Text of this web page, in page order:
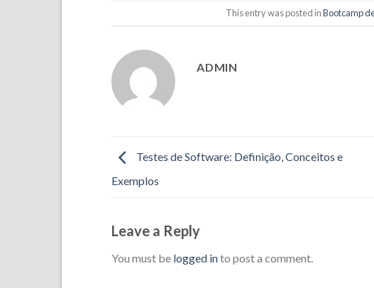
This entry was posted inBootcamp
ADMIN
Testes de Software: Definição, Conceitos e
Exemplos
Leave a Reply
You must be logged into post a comment.